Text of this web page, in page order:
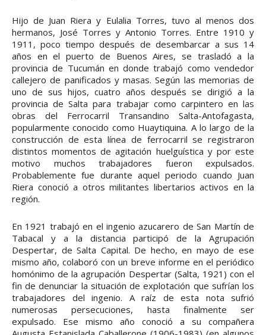
Hijo de Juan Riera y Eulalia Torres, tuvo al menos dos
hermanos, José Torres y Antonio Torres. Entre 1910 y
1911, poco tiempo después de desembarcar a sus 14
años en el puerto de Buenos Aires, se trasladó a la
provincia de Tucumán en donde trabajó como vendedor
callejero de panificados y masas. Según las memorias de
uno de sus hijos, cuatro años después se dirigió a la
provincia de Salta para trabajar como carpintero en las
obras del Ferrocarril Transandino Salta-Antofagasta,
popularmente conocido como Huaytiquina. A lo largo de la
construcción de esta línea de ferrocarril se registraron
distintos momentos de agitación huelguística y por este
motivo muchos trabajadores fueron expulsados.
Probablemente fue durante aquel periodo cuando Juan
Riera conoció a otros militantes libertarios activos en la
región.
En 1921 trabajó en el ingenio azucarero de San Martín de
Tabacal y a la distancia participó de la Agrupación
Despertar, de Salta Capital. De hecho, en mayo de ese
mismo año, colaboró con un breve informe en el periódico
homónimo de la agrupación Despertar (Salta, 1921) con el
fin de denunciar la situación de explotación que sufrían los
trabajadores del ingenio. A raíz de esta nota sufrió
numerosas persecuciones, hasta finalmente ser
expulsado. Ese mismo año conoció a su compañera